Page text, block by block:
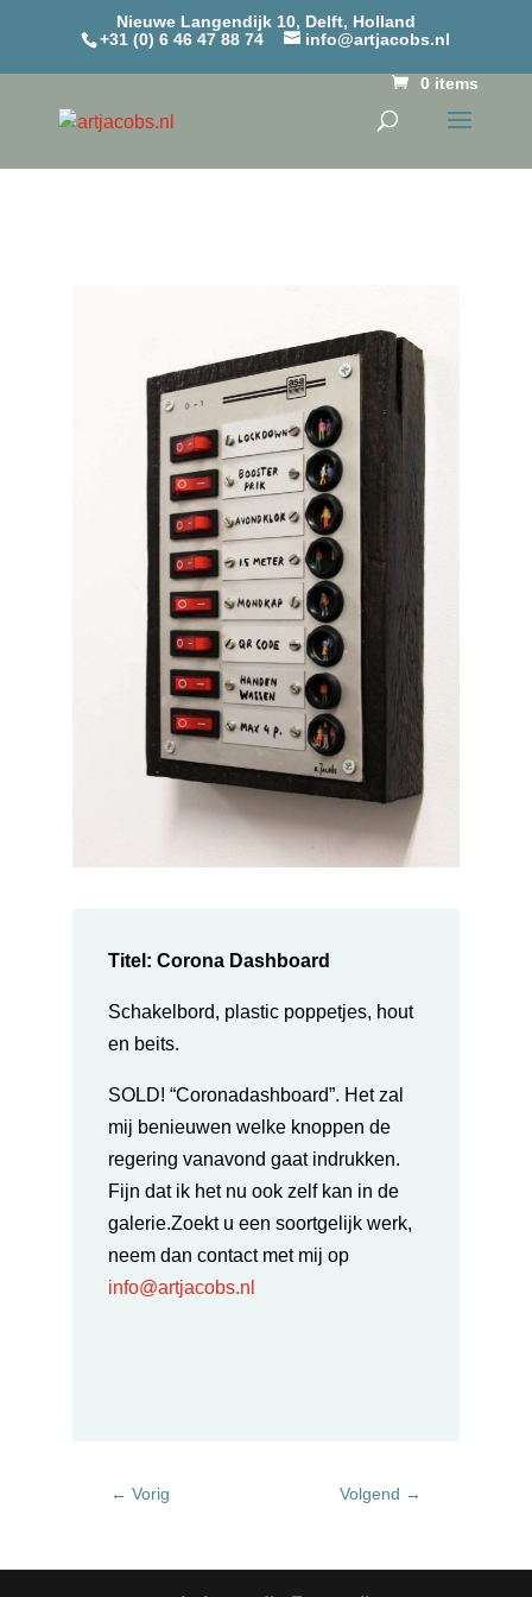
Nieuwe Langendijk 10, Delft, Holland
+31 (0) 6 46 47 88 74
info@artjacobs.nl
0 items
Titel: Corona Dashboard
Schakelbord, plastic poppetjes, hout
en beits.
SOLD! “Coronadashboard”. Het zal
mij benieuwen welke knoppen de
regering vanavond gaat indrukken.
Fijn dat ik het nu ook zelf kan in de
galerie.Zoekt u een soortgelijk werk,
neem dan contact met mij op
info@artjacobs.nl
←Vorig Volgend →